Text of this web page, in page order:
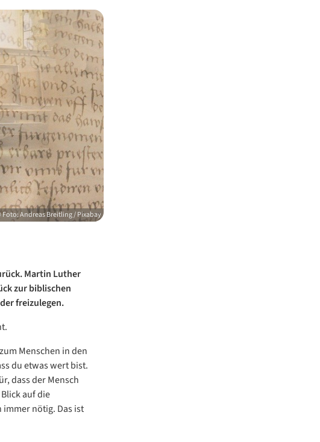
Andreas Breitling / Pixabay
Martin Luther
zur biblischen
freizulegen.
Menschen in den
du etwas wert bist.
dass der Mensch
auf die
nötig. Das ist